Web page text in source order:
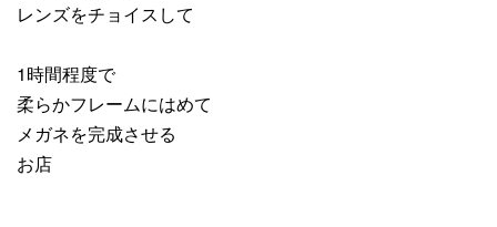
レンズをチョイスして
1時間程度で
柔らかフレームにはめて
メガネを完成させる
お店